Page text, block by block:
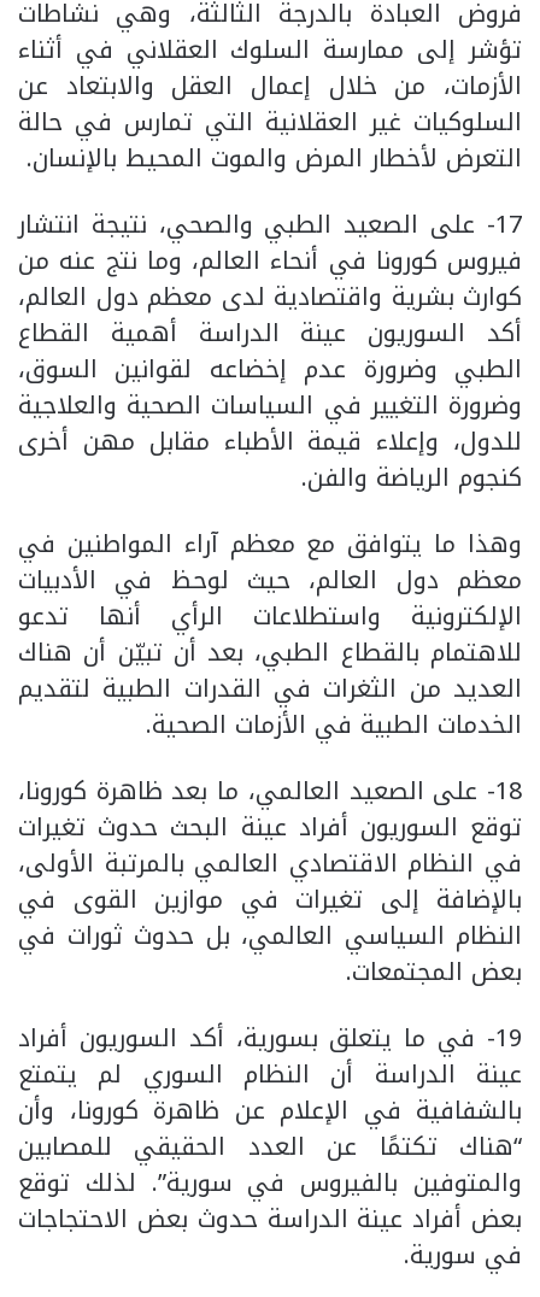
فروض العبادة بالدرجة الثالثة، وهي نشاطات
تؤشر إلى ممارسة السلوك العقلاني في أثناء
الأزمات، من خلال إعمال العقل والابتعاد عن
السلوكيات غير العقلانية التي تمارس في حالة
التعرض لأخطار المرض والموت المحيط بالإنسان.
17- على الصعيد الطبي والصحي، نتيجة انتشار
فيروس كورونا في أنحاء العالم، وما نتج عنه من
كوارث بشرية واقتصادية لدى معظم دول العالم،
أكد السوريون عينة الدراسة أهمية القطاع
الطبي وضرورة عدم إخضاعه لقوانين السوق،
وضرورة التغيير في السياسات الصحية والعلاجية
للدول، وإعلاء قيمة الأطباء مقابل مهن أخرى
كنجوم الرياضة والفن.
وهذا ما يتوافق مع معظم آراء المواطنين في
معظم دول العالم، حيث لوحظ في الأدبيات
الإلكترونية واستطلاعات الرأي أنها تدعو
للاهتمام بالقطاع الطبي، بعد أن تبيّن أن هناك
العديد من الثغرات في القدرات الطبية لتقديم
الخدمات الطبية في الأزمات الصحية.
18- على الصعيد العالمي، ما بعد ظاهرة كورونا،
توقع السوريون أفراد عينة البحث حدوث تغيرات
في النظام الاقتصادي العالمي بالمرتبة الأولى،
بالإضافة إلى تغيرات في موازين القوى في
النظام السياسي العالمي، بل حدوث ثورات في
بعض المجتمعات.
19- في ما يتعلق بسورية، أكد السوريون أفراد
عينة الدراسة أن النظام السوري لم يتمتع
بالشفافية في الإعلام عن ظاهرة كورونا، وأن
“هناك تكتمًا عن العدد الحقيقي للمصابين
والمتوفين بالفيروس في سورية”. لذلك توقع
بعض أفراد عينة الدراسة حدوث بعض الاحتجاجات
في سورية.